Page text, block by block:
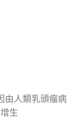
由人類乳頭瘤病
生